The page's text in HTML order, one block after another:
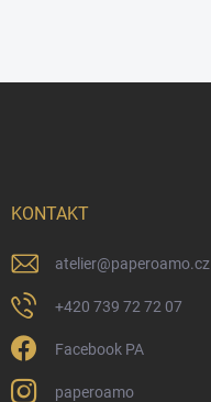
KONTAKT
atelier@paperoamo.cz
+420 739 72 72 07
Facebook PA
paperoamo